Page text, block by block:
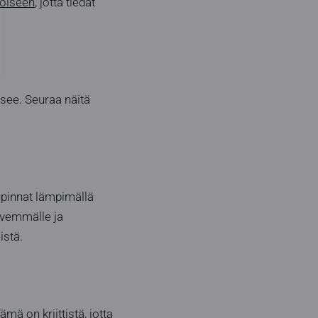
Seuraa näitä
lämpimällä
ja
on kriittistä, jotta